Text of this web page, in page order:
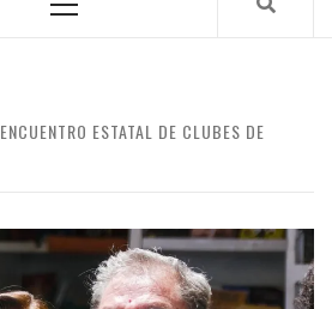
Menu
ENCUENTRO ESTATAL DE CLUBES DE